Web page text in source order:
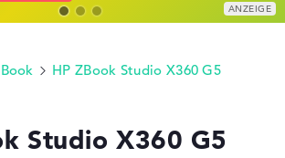
Kaufberatung
Technik & Wissen
Deals
HP ZBook Studio X360 G5
Studio X360 G5